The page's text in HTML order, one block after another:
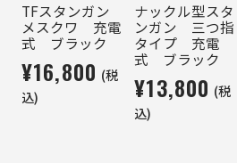
TFスタンガン
メスクワ 充電
式 ブラック
¥16,800 (税
込)
ナックル型スタ
ンガン 三つ指
タイプ 充電
式 ブラック
¥13,800 (税
込)